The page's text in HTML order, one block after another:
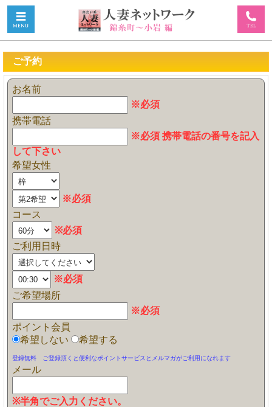
ご予約
お名前
※必須
携帯電話
※必須 携帯電話の番号を記入
して下さい
希望女性
※必須
コース
※必須
ご利用日時
※必須
ご希望場所
※必須
ポイント会員
希望しない
希望する
登録無料 ご登録頂くと便利なポイントサービスとメルマガがご利用になれます
メール
※半角でご入力ください。